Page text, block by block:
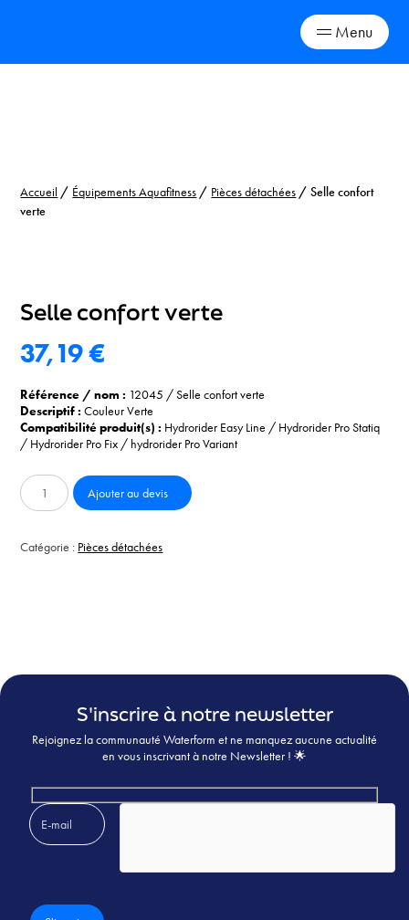
Menu
Accueil / Équipements Aquafitness / Pièces détachées / Selle confort
verte
Selle confort verte
37,19€
Référence / nom : 12045 /Selle confort verte
Descriptif : Couleur Verte
Compatibilité produit(s) : Hydrorider Easy Line / Hydrorider Pro Statiq
/ Hydrorider Pro Fix / hydrorider Pro Variant
quantité
de
confort
Ajouter au devis
Catégorie : Pièces détachées
S'inscrire à notre newsletter
Rejoignez la communauté Waterform et ne manquez aucune actualité
en vous inscrivant à notre Newsletter ! 🌟
Veuillez laisser ce champ vide.